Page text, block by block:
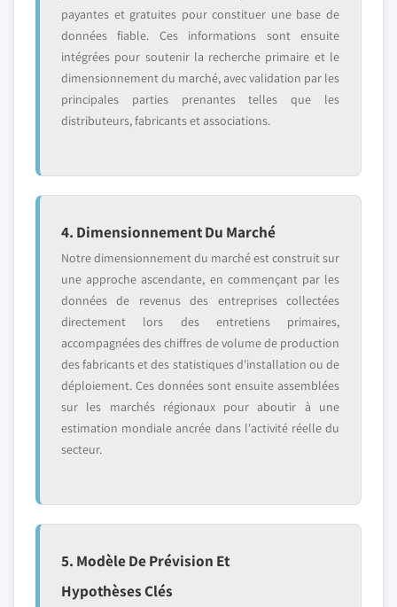
payantes et gratuites pour constituer une base de
données fiable. Ces informations sont ensuite
intégrées pour soutenir la recherche primaire et le
dimensionnement du marché, avec validation par les
principales parties prenantes telles que les
distributeurs, fabricants et associations.
4. Dimensionnement Du Marché
Notre dimensionnement du marché est construit sur
une approche ascendante, en commençant par les
données de revenus des entreprises collectées
directement lors des entretiens primaires,
accompagnées des chiffres de volume de production
des fabricants et des statistiques d'installation ou de
déploiement. Ces données sont ensuite assemblées
sur les marchés régionaux pour aboutir à une
estimation mondiale ancrée dans l'activité réelle du
secteur.
5. Modèle De Prévision Et
Hypothèses Clés